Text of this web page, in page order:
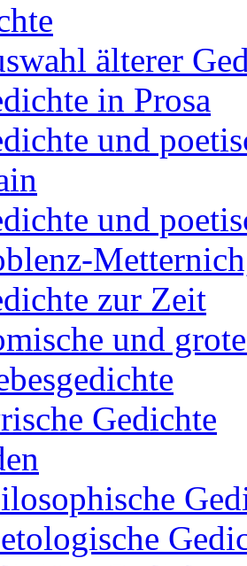
älterer
in Prosa
und
und
zur Zeit
und
Gedichte